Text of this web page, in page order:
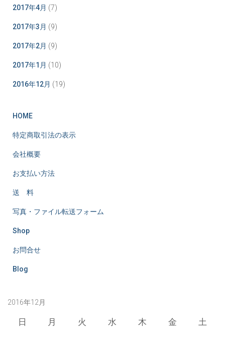
2017年4月 (7)
2017年3月 (9)
2017年2月 (9)
2017年1月 (10)
2016年12月 (19)
HOME
特定商取引法の表示
会社概要
お支払い方法
送 料
写真・ファイル転送フォーム
Shop
お問合せ
Blog
2016年12月
日 月 火 水 木 金 土